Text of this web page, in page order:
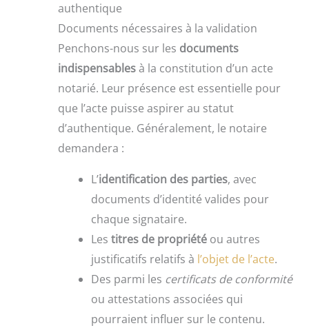
authentique
Documents nécessaires à la validation
Penchons-nous sur les documents
indispensablesà la constitution d’un acte
notarié. Leur présence est essentielle pour
que l’acte puisse aspirer au statut
d’authentique. Généralement, le notaire
demandera :
L’identification des parties, avec
documents d’identité valides pour
chaque signataire.
Les titres de propriété ou autres
justificatifs relatifs à l’objet de l’acte.
Des parmi les certificats de conformité
ou attestations associées qui
pourraient influer sur le contenu.